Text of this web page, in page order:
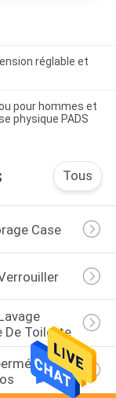
réglable et
pour hommes et
physique PADS
Tous
Case
De Toilette
De